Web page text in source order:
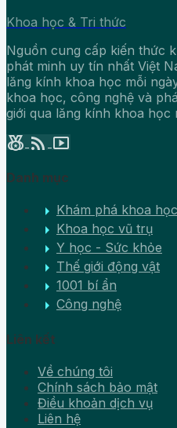
Khoa học & Tri thức
Nguồn cung cấp kiến thức
phát minh uy tín nhất Việt
lăng kính khoa học mỗi
khoa học, công nghệ và
giới qua lăng kính khoa học
social_leaderboard rss_feed smart_display
Danh mục
arrow_right Khám phá khoa học
arrow_right Khoa học vũ trụ
arrow_right Y học - Sức khỏe
arrow_right Thế giới động vật
arrow_right 1001 bí ẩn
arrow_right Công nghệ
Liên kết
Về chúng tôi
Chính sách bảo mật
Điều khoản dịch vụ
Liên hệ